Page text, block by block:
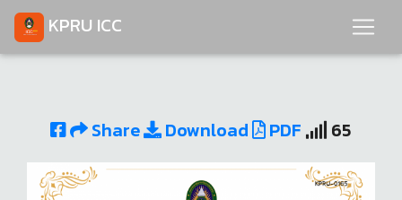
KPRU ICC
Share Download PDF 65